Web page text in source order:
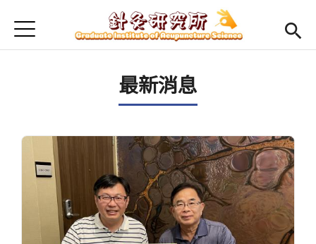
首頁
最新消息
Open submenu (課程規劃)
課程規劃
Open submenu (學生專區)
學生專區
活動集錦
Jump to Navigation
Jump to Main content
最新消息